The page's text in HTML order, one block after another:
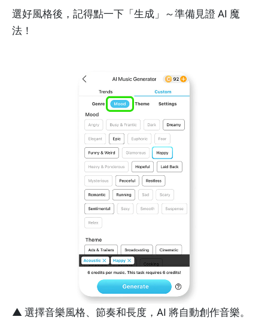
選好風格後，記得點一下「生成」～準備見證 AI 魔
法！
▲ 選擇音樂風格、節奏和長度，AI 將自動創作音樂。